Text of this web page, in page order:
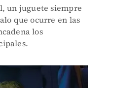
un juguete siempre
que ocurre en las
los